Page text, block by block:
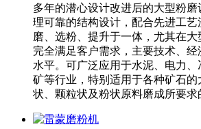
多年的潜心设计改进后的大型粉
理可靠的结构设计，配合先进工
磨、选粉、提升于一体，尤其在
完全满足客户需求，主要技术、
水平。可广泛应用于水泥、电力
矿等行业，特别适用于各种矿石
状、颗粒状及粉状原料磨成所要求